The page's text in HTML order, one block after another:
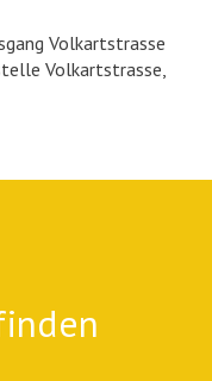
Volkartstrasse
Volkartstrasse,